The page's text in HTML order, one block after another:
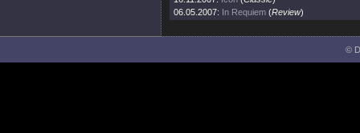
06.05.2007: In Requiem (Review)
©